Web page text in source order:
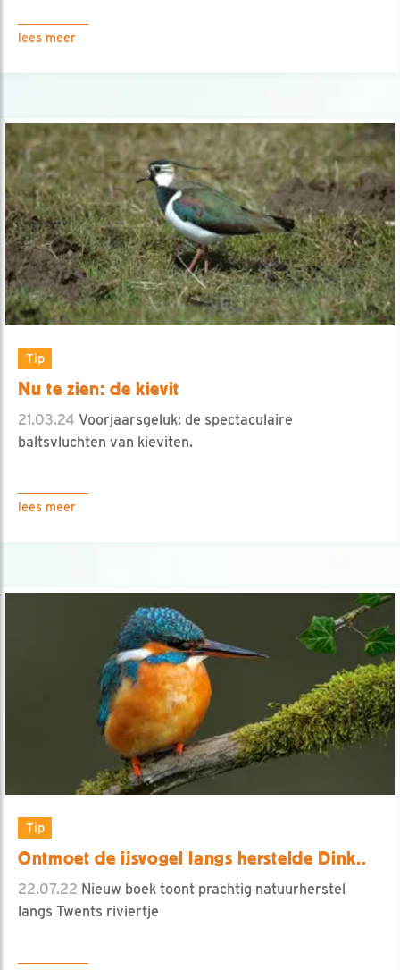
lees meer
Tip
Nu te zien: de kievit
21.03.24 Voorjaarsgeluk: de spectaculaire
baltsvluchten van kieviten.
lees meer
Tip
Ontmoet de ijsvogel langs herstelde Dink..
22.07.22 Nieuw boek toont prachtig natuurherstel
langs Twents riviertje